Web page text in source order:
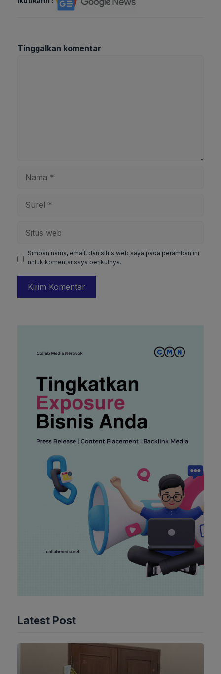
Tinggalkan komentar
web
Simpan nama, email, dan situs web saya pada peramban ini
untuk komentar saya berikutnya.
Latest Post